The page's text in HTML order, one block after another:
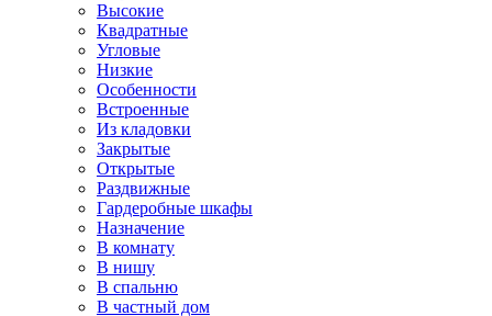
Высокие
Квадратные
Угловые
Низкие
Особенности
Встроенные
Из кладовки
Закрытые
Открытые
Раздвижные
Гардеробные шкафы
Назначение
В комнату
В нишу
В спальню
В частный дом